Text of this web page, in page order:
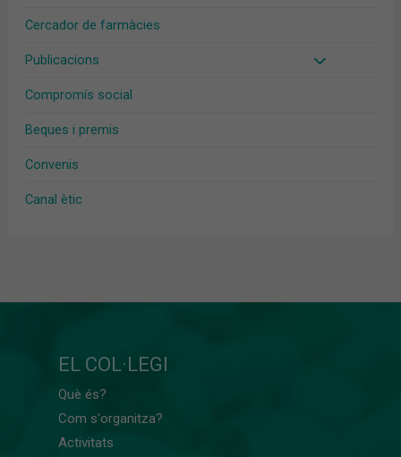
Cercador de farmàcies
Publicacions
Compromís social
Beques i premis
Convenis
Canal ètic
EL COL·LEGI
Què és?
Com s'organitza?
Activitats